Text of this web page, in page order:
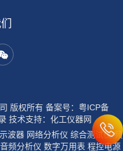
版权所有 备案号：粤ICP备
技术支持： 化工仪器网
波器 网络分析仪 综合测试仪 频
频分析仪 数字万用表 程控电源